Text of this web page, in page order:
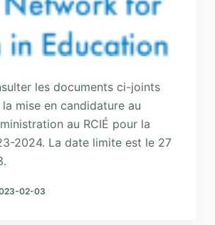
les documents ci-joints
mise en candidature au
au RCIÉ pour la
2024. La date limite est le 27
02-03